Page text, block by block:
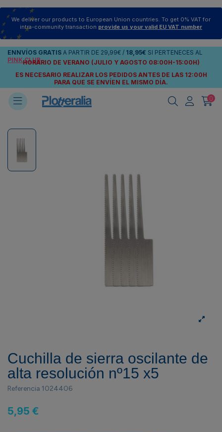
We deliver our products to European Union countries. To get 0% VAT for
intra-community transaction provide us your valid EU VAT number
ENNVÍOS GRATIS A PARTIR DE 29,99€ / 18,95€ SI PERTENECES AL
PINK CLUB
HORARIO DE VERANO (JULIO Y AGOSTO 08:00H-15:00H)
ES NECESARIO REALIZAR LOS PEDIDOS ANTES DE LAS 12:00H
PARA QUE SE ENVÍEN EL MISMO DÍA.
0
Cuchilla de sierra oscilante de
alta resolución nº15 x5
Referencia 1024406
5,95 €